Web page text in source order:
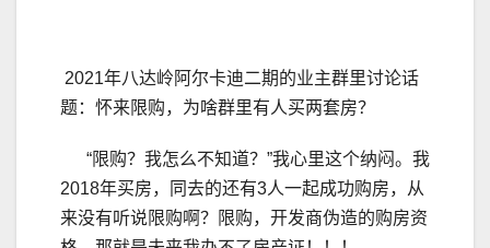
2021年八达岭阿尔卡迪二期的业主群里讨论话
题：怀来限购，为啥群里有人买两套房？
“限购？我怎么不知道？”我心里这个纳闷。我
2018年买房，同去的还有3人一起成功购房，从
来没有听说限购啊？限购，开发商伪造的购房资